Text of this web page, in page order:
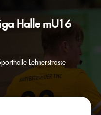
Halle mU16
Lehnerstrasse